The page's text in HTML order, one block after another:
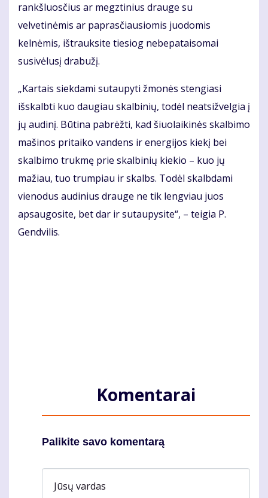
rankšluosčius ar megztinius drauge su
velvetinėmis ar paprasčiausiomis juodomis
kelnėmis, ištrauksite tiesiog nebepataisomai
susivėlusį drabužį.
„Kartais siekdami sutaupyti žmonės stengiasi
išskalbti kuo daugiau skalbinių, todėl neatsižvelgia į
jų audinį. Būtina pabrėžti, kad šiuolaikinės skalbimo
mašinos pritaiko vandens ir energijos kiekį bei
skalbimo trukmę prie skalbinių kiekio – kuo jų
mažiau, tuo trumpiau ir skalbs. Todėl skalbdami
vienodus audinius drauge ne tik lengviau juos
apsaugosite, bet dar ir sutaupysite“, – teigia P.
Gendvilis.
Komentarai
Palikite savo komentarą
Jūsų vardas